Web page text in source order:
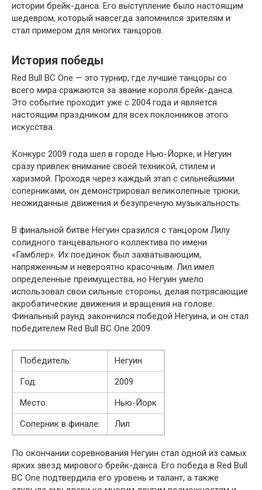
истории брейк-данса. Его выступление было настоящим
шедевром, который навсегда запомнился зрителям и
стал примером для многих танцоров.
История победы
Red Bull BC One — это турнир, где лучшие танцоры со
всего мира сражаются за звание короля брейк-данса.
Это событие проходит уже с 2004 года и является
настоящим праздником для всех поклонников этого
искусства.
Конкурс 2009 года шел в городе Нью-Йорке, и Негуин
сразу привлек внимание своей техникой, стилем и
харизмой. Проходя через каждый этап с сильнейшими
соперниками, он демонстрировал великолепные трюки,
неожиданные движения и безупречную музыкальность.
В финальной битве Негуин сразился с танцором Лилу
солидного танцевального коллектива по имени
«Гамблер». Их поединок был захватывающим,
напряженным и невероятно красочным. Лил имел
определенные преимущества, но Негуин умело
использовал свои сильные стороны, делая потрясающие
акробатические движения и вращения на голове.
Финальный раунд закончился победой Негуина, и он стал
победителем Red Bull BC One 2009.
Победитель:
Негуин
Год:
2009
Место:
Нью-Йорк
Соперник в финале:
Лил
По окончании соревнования Негуин стал одной из самых
ярких звезд мирового брейк-данса. Его победа в Red Bull
BC One подтвердила его уровень и талант, а также